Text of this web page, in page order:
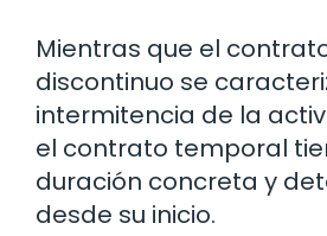
Mientras que el
discontinuo se
intermitencia de la
el contrato temporal
duración concreta y
desde su inicio.